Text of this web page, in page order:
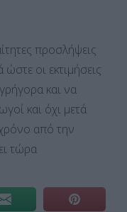
προσλήψεις
οι εκτιμήσεις
και να
και όχι μετά
από την
τώρα